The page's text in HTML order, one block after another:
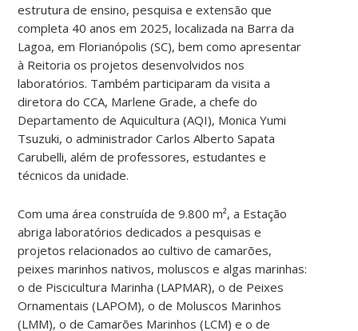
estrutura de ensino, pesquisa e extensão que
completa 40 anos em 2025, localizada na Barra da
Lagoa, em Florianópolis (SC), bem como apresentar
à Reitoria os projetos desenvolvidos nos
laboratórios. Também participaram da visita a
diretora do CCA, Marlene Grade, a chefe do
Departamento de Aquicultura (AQI), Monica Yumi
Tsuzuki, o administrador Carlos Alberto Sapata
Carubelli, além de professores, estudantes e
técnicos da unidade.
Com uma área construída de 9.800 m², a Estação
abriga laboratórios dedicados a pesquisas e
projetos relacionados ao cultivo de camarões,
peixes marinhos nativos, moluscos e algas marinhas:
o de Piscicultura Marinha (LAPMAR), o de Peixes
Ornamentais (LAPOM), o de Moluscos Marinhos
(LMM), o de Camarões Marinhos (LCM) e o de